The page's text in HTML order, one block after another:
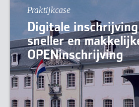
Praktijkcase
Digitale
sneller en
OPENinschrijving